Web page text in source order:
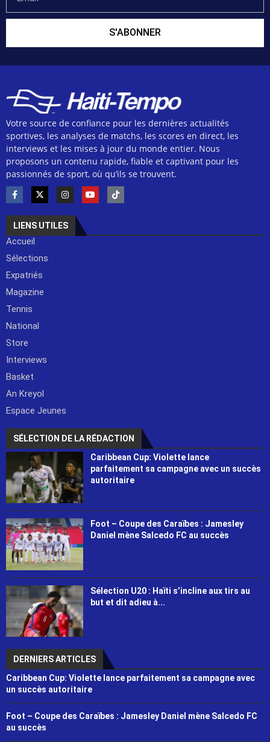
S'ABONNER
Votre source de confiance pour les dernières actualités
sportives, les analyses de matchs, les scores en direct, les
interviews et les mises à jour du monde entier. Nous
proposons un contenu rapide, fiable et captivant pour les
passionnés de sport, où qu’ils se trouvent.
LIENS UTILES
Accueil
Sélections
Expatriés
Magazine
Tennis
National
Store
Interviews
Basket
An Kreyol
Espace Jeunes
SÉLECTION DE LA RÉDACTION
Caribbean Cup: Violette lance
parfaitement sa campagne avec un succès
autoritaire
Foot – Coupe des Caraïbes : Jamesley
Daniel mène Salcedo FC au succès
Sélection U20 : Haïti s’incline aux tirs au
but et dit adieu à...
DERNIERS ARTICLES
Caribbean Cup: Violette lance parfaitement sa campagne avec
un succès autoritaire
Foot – Coupe des Caraïbes : Jamesley Daniel mène Salcedo FC
au succès